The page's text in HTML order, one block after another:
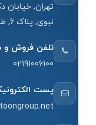
تهران, خیابان
نبوی, پلاک 6, طبقه 6 - کد پستی: 1963815896
تلفن فروش و
02191006100
پست